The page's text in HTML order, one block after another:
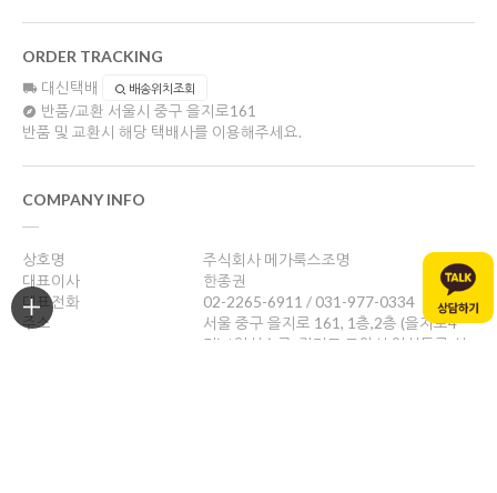
ORDER TRACKING
대신택배 배송위치조회
반품/교환 서울시 중구 을지로161
반품 및 교환시 해당 택배사를 이용해주세요.
COMPANY INFO
상호명
주식회사 메가룩스조명
대표이사
한종권
대표전화
02-2265-6911 / 031-977-0334
주소
서울 중구 을지로 161, 1층,2층 (을지로4
가) / 일산쇼룸: 경기도 고양시 일산동구 성